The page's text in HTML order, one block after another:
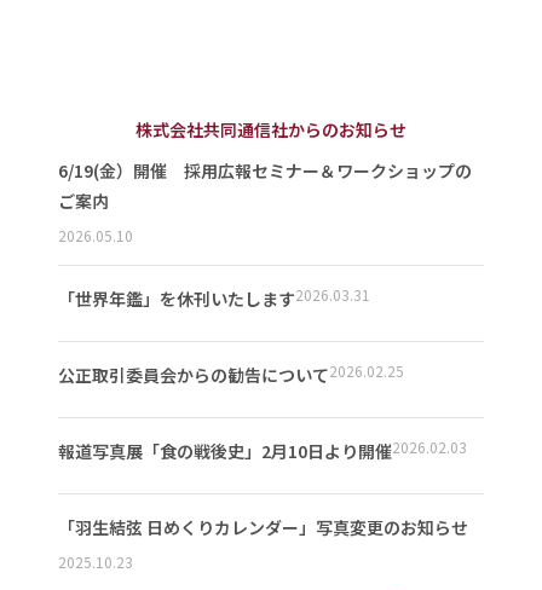
株式会社共同通信社からのお知らせ
6/19(金）開催 採用広報セミナー＆ワークショップの
ご案内
2026.05.10
「世界年鑑」を休刊いたします2026.03.31
公正取引委員会からの勧告について2026.02.25
報道写真展「食の戦後史」2月10日より開催2026.02.03
「羽生結弦 日めくりカレンダー」写真変更のお知らせ
2025.10.23